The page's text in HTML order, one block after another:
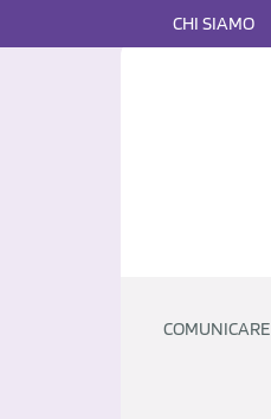
CHI SIAMO
COMUNICARE